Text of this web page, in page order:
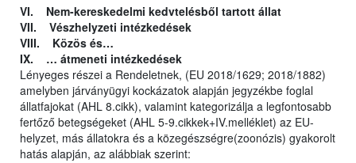
VI. Nem-kereskedelmi kedvtelésből tartott állat
VII. Vészhelyzeti intézkedések
VIII. Közös és…
IX. … átmeneti intézkedések
Lényeges részei a Rendeletnek, (EU 2018/1629; 2018/1882)
amelyben járványügyi kockázatok alapján jegyzékbe foglal
állatfajokat (AHL 8.cikk), valamint kategorizálja a legfontosabb
fertőző betegségeket (AHL 5-9.cikkek+IV.melléklet) az EU-
helyzet, más állatokra és a közegészségre(zoonózis) gyakorolt
hatás alapján, az alábbiak szerint: